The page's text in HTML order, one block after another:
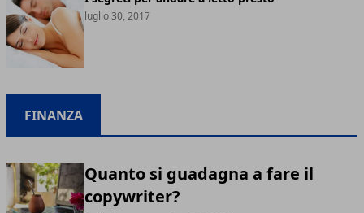
luglio 30, 2017
FINANZA
Quanto si guadagna a fare il
copywriter?